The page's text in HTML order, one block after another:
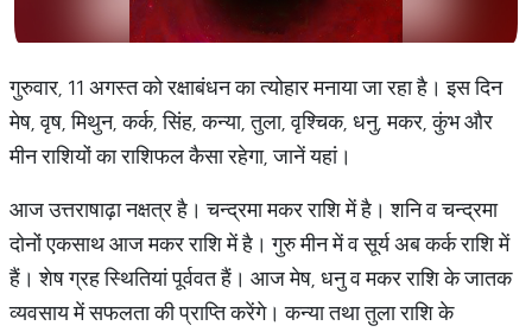
गुरुवार, 11 अगस्त को रक्षाबंधन का त्योहार मनाया जा रहा है। इस दिन
मेष, वृष, मिथुन, कर्क, सिंह, कन्या, तुला, वृश्चिक, धनु, मकर, कुंभ और
मीन राशियों का राशिफल कैसा रहेगा, जानें यहां।
आज उत्तराषाढ़ा नक्षत्र है। चन्द्रमा मकर राशि में है। शनि व चन्द्रमा
दोनों एकसाथ आज मकर राशि में है। गुरु मीन में व सूर्य अब कर्क राशि में
हैं। शेष ग्रह स्थितियां पूर्ववत हैं। आज मेष, धनु व मकर राशि के जातक
व्यवसाय में सफलता की प्राप्ति करेंगे। कन्या तथा तुला राशि के